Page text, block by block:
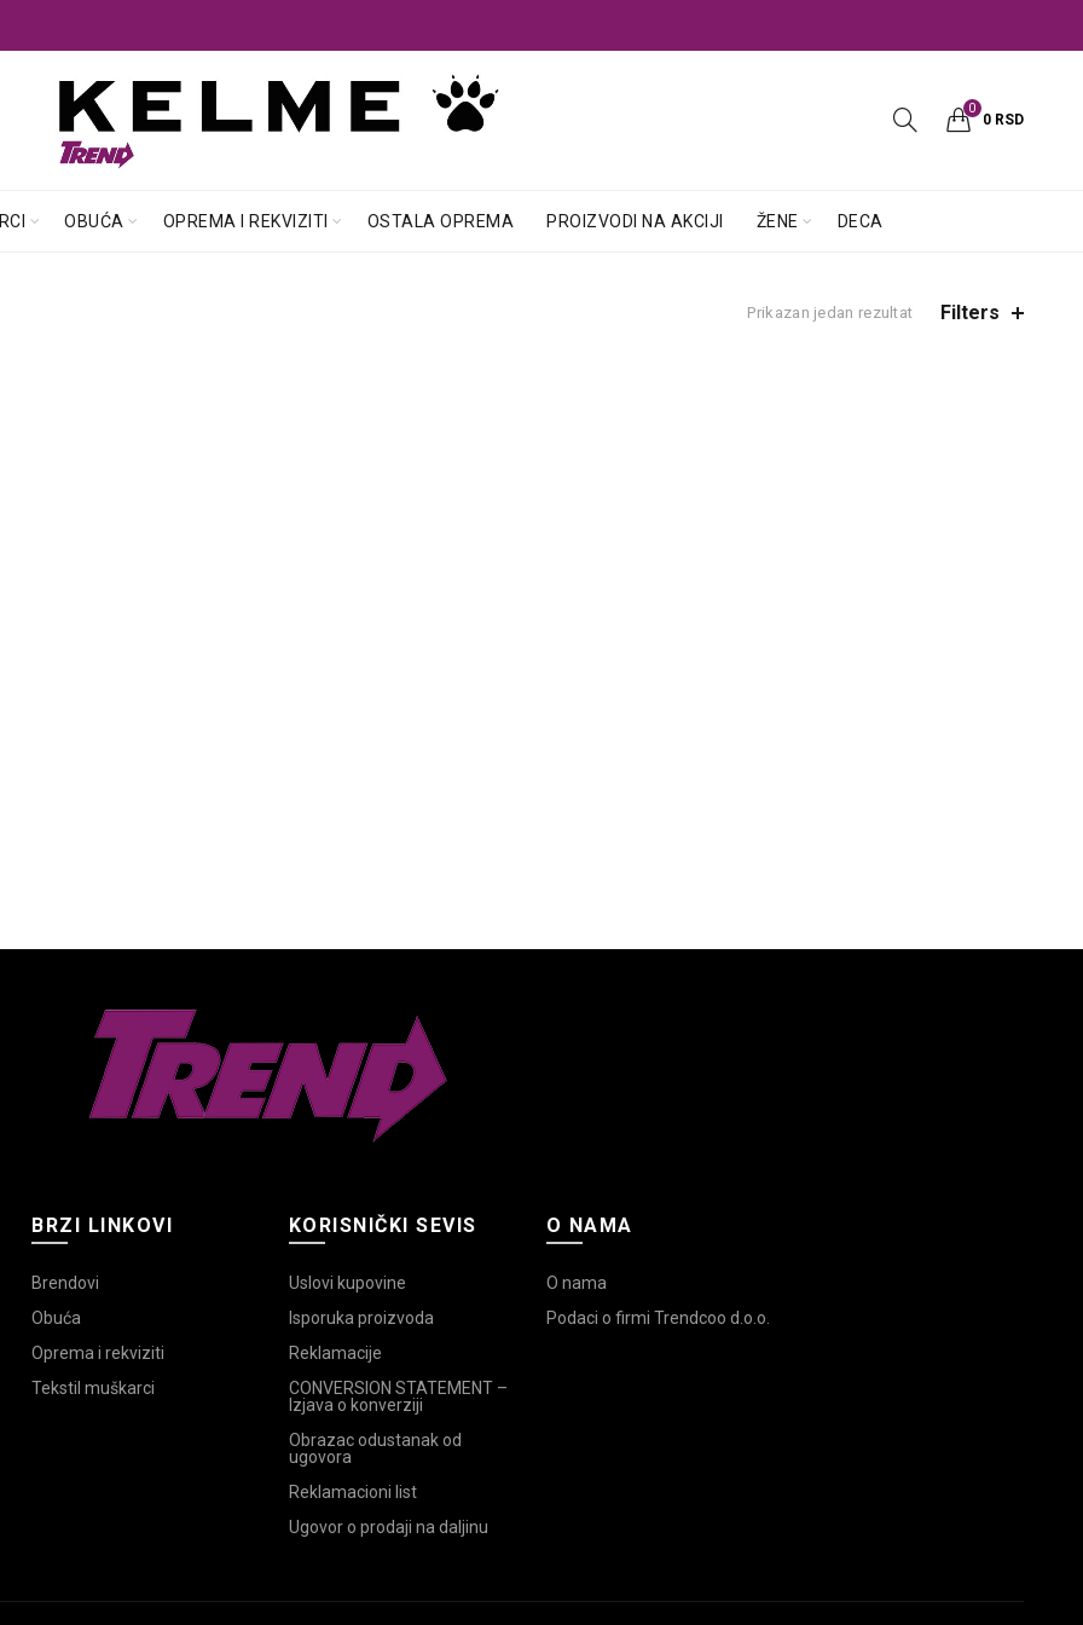
0
0 RSD
OBUĆA OPREMA I REKVIZITI OSTALA OPREMA PROIZVODI NA AKCIJI ŽENE DECA
Prikazan jedan rezultat Filters
BRZI LINKOVI
Brendovi
Obuća
Oprema i rekviziti
Tekstil muškarci
KORISNIČKI SEVIS
Uslovi kupovine
Isporuka proizvoda
Reklamacije
CONVERSION STATEMENT –
Izjava o konverziji
Obrazac odustanak od
ugovora
Reklamacioni list
Ugovor o prodaji na daljinu
O NAMA
O nama
Podaci o firmi Trendcoo d.o.o.